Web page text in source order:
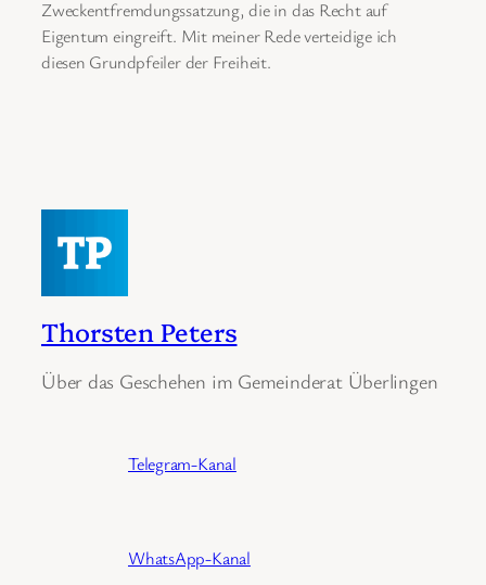
Zweckentfremdungssatzung, die in das Recht auf
Eigentum eingreift. Mit meiner Rede verteidige ich
diesen Grundpfeiler der Freiheit.
Thorsten Peters
Über das Geschehen im Gemeinderat Überlingen
Telegram-Kanal
WhatsApp-Kanal